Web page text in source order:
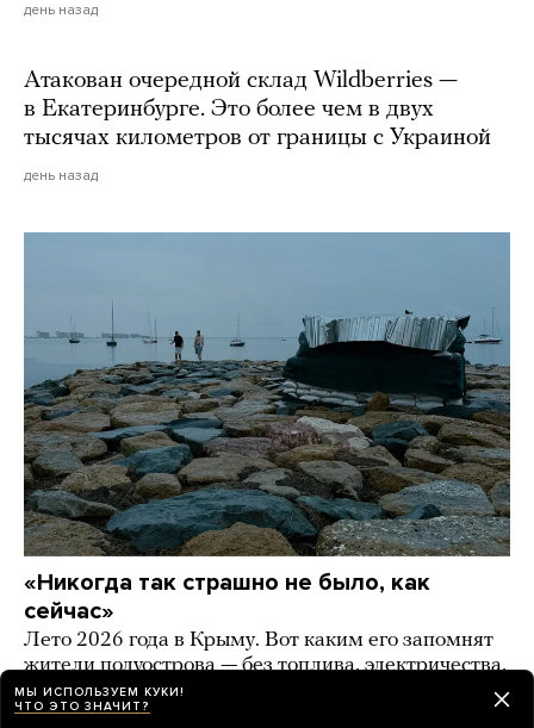
день назад
Атакован очередной склад Wildberries —
в Екатеринбурге. Это более чем в двух
тысячах километров от границы с Украиной
день назад
«Никогда так страшно не было, как
сейчас»
Лето 2026 года в Крыму. Вот каким его запомнят
жители полуострова — без топлива, электричества,
работы и туристов. Фоторепортаж «Берега»
МЫ ИСПОЛЬЗУЕМ КУКИ!
ЧТО ЭТО ЗНАЧИТ?